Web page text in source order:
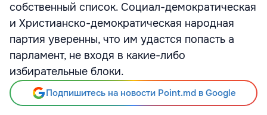
собственный список. Социал-демократическая
и Христианско-демократическая народная
партия уверенны, что им удастся попасть а
парламент, не входя в какие-либо
избирательные блоки.
Подпишитесь на новости Point.md в Google